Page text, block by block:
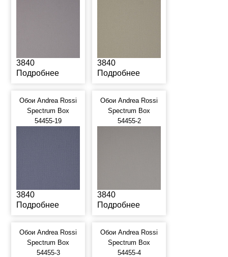
3840
Подробнее
3840
Подробнее
Обои Andrea Rossi
Spectrum Box
54455-19
3840
Подробнее
Обои Andrea Rossi
Spectrum Box
54455-2
3840
Подробнее
Обои Andrea Rossi
Spectrum Box
54455-3
Обои Andrea Rossi
Spectrum Box
54455-4